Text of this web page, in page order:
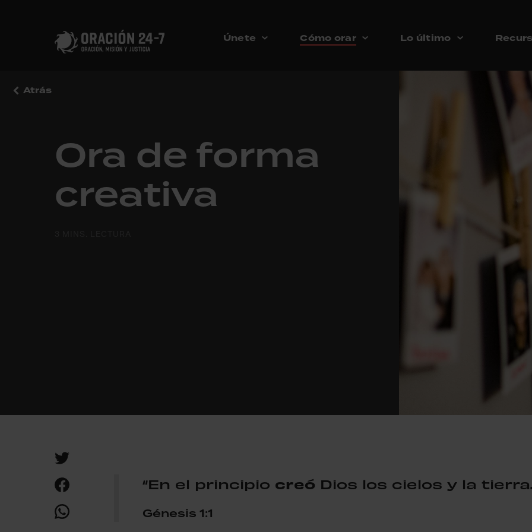
Únete Cómo orar Lo último
Atrás
Ora de forma
creativa
“En el principio creó Dios los cielos y la
Génesis 1:1